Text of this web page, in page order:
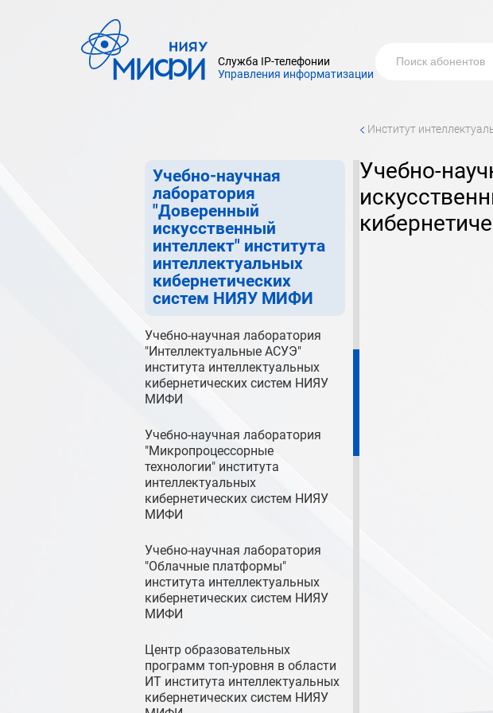
Служба IP-телефонии
Управления информатизации
Учебно-научная лаборатория
"Геоинформатика и 3D-
Учебно-научная
лаборатория
"Доверенный
искусственный
интеллект" института
интеллектуальных
кибернетических
систем НИЯУ МИФИ
Учебно-научная лаборатория
"Интеллектуальные АСУЭ"
института интеллектуальных
кибернетических систем НИЯУ
МИФИ
Учебно-научная лаборатория
"Микропроцессорные
технологии" института
интеллектуальных
кибернетических систем НИЯУ
МИФИ
Учебно-научная лаборатория
"Облачные платформы"
института интеллектуальных
кибернетических систем НИЯУ
МИФИ
Центр образовательных
программ топ-уровня в области
ИТ института интеллектуальных
кибернетических систем НИЯУ
< институт
учебно-научная лаборатория "Доверенный